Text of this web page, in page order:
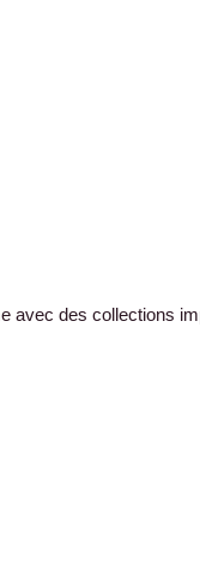
avec des collections